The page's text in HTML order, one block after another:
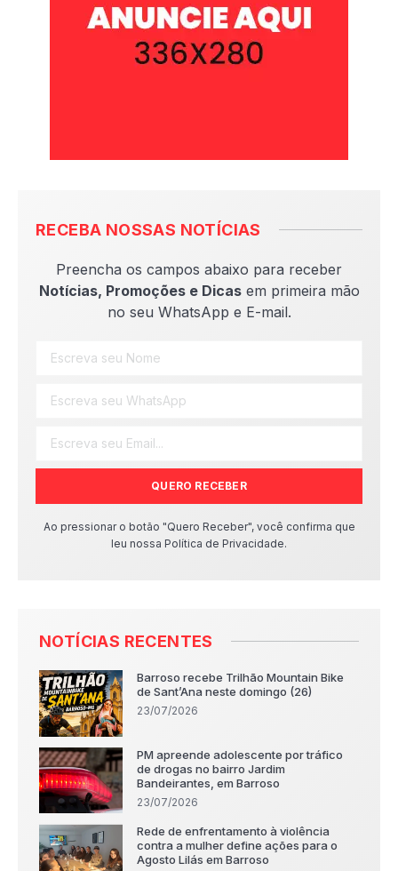
RECEBA NOSSAS NOTÍCIAS
Preencha os campos abaixo para receber
Notícias, Promoções e Dicasem primeira mão
no seu WhatsApp e E-mail.
QUERO RECEBER
Ao pressionar o botão "Quero Receber", você confirma que
leu nossa Política de Privacidade.
NOTÍCIAS RECENTES
Barroso recebe Trilhão Mountain Bike
de Sant’Ana neste domingo (26)
23/07/2026
PM apreende adolescente por tráfico
de drogas no bairro Jardim
Bandeirantes, em Barroso
23/07/2026
Rede de enfrentamento à violência
contra a mulher define ações para o
Agosto Lilás em Barroso